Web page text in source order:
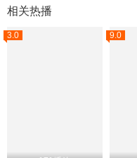
相关热播
3.0 9.0